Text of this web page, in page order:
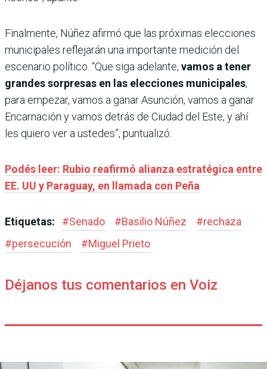
Finalmente, Núñez afirmó que las próximas elecciones
municipales reflejarán una importante medición del
escenario político. “Que siga adelante, vamos a tener
grandes sorpresas en las elecciones municipales,
para empezar, vamos a ganar Asunción, vamos a ganar
Encarnación y vamos detrás de Ciudad del Este, y ahí
les quiero ver a ustedes”, puntualizó.
Podés leer: Rubio reafirmó alianza estratégica entre
EE. UU y Paraguay, en llamada con Peña
Etiquetas: #Senado #Basilio Núñez #rechaza
#persecución #Miguel Prieto
Déjanos tus comentarios en Voiz